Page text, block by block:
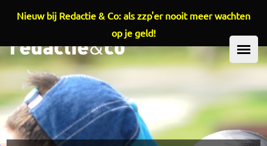
Overslaan en naar de inhoud gaan
HOOFDMENU
Nieuw bij Redactie & Co: als zzp'er nooit meer wachten
op je geld!